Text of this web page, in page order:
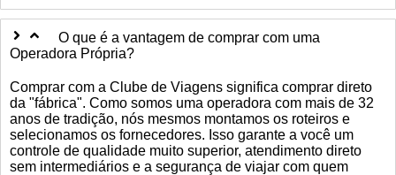
O que é a vantagem de comprar com uma
Operadora Própria?
Comprar com a Clube de Viagens significa comprar direto
da "fábrica". Como somos uma operadora com mais de 32
anos de tradição, nós mesmos montamos os roteiros e
selecionamos os fornecedores. Isso garante a você um
controle de qualidade muito superior, atendimento direto
sem intermediários e a segurança de viajar com quem